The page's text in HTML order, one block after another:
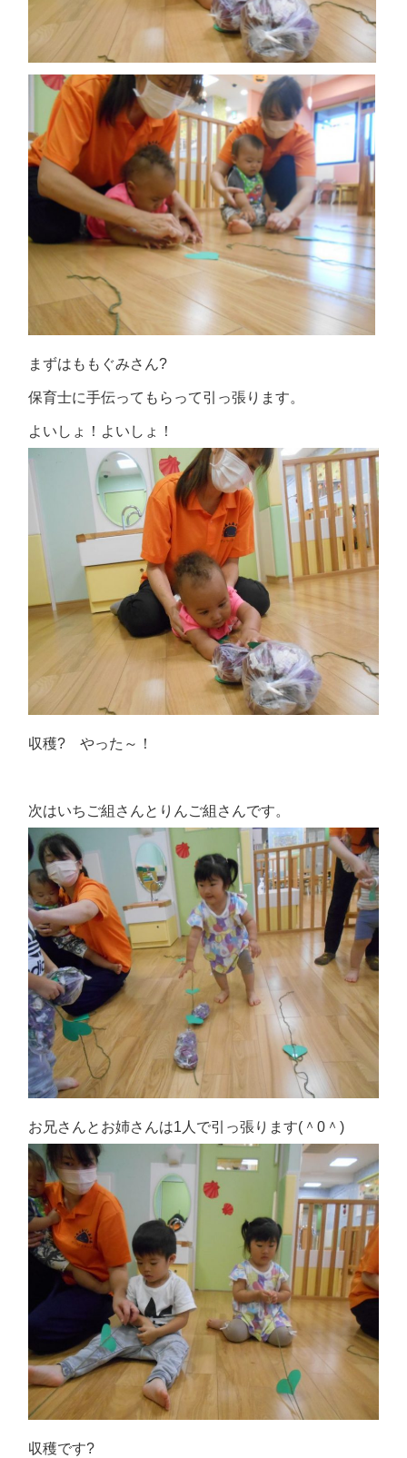
まずはももぐみさん?
保育士に手伝ってもらって引っ張ります。
よいしょ！よいしょ！
収穫? やった～！
次はいちご組さんとりんご組さんです。
お兄さんとお姉さんは1人で引っ張ります(＾0＾)
収穫です?